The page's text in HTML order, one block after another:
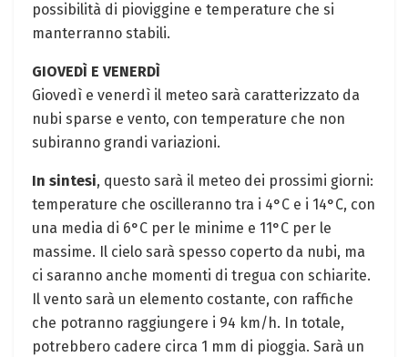
possibilità di pioviggine e temperature che si
manterranno stabili.
GIOVEDÌ E VENERDÌ
Giovedì e venerdì il meteo sarà caratterizzato da
nubi sparse e vento, con temperature che non
subiranno grandi variazioni.
In sintesi, questo sarà il meteo dei prossimi giorni:
temperature che oscilleranno tra i 4°C e i 14°C, con
una media di 6°C per le minime e 11°C per le
massime. Il cielo sarà spesso coperto da nubi, ma
ci saranno anche momenti di tregua con schiarite.
Il vento sarà un elemento costante, con raffiche
che potranno raggiungere i 94 km/h. In totale,
potrebbero cadere circa 1 mm di pioggia. Sarà un